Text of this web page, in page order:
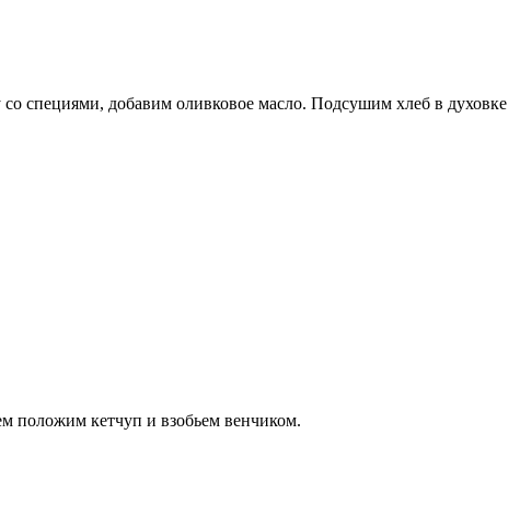
специями, добавим оливковое масло. Подсушим хлеб в духовке
положим кетчуп и взобьем венчиком.